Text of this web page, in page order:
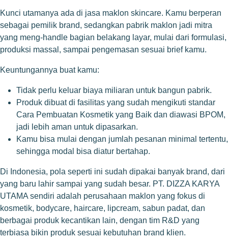
Kunci utamanya ada di jasa maklon skincare. Kamu berperan
sebagai pemilik brand, sedangkan pabrik maklon jadi mitra
yang meng-handle bagian belakang layar, mulai dari formulasi,
produksi massal, sampai pengemasan sesuai brief kamu.
Keuntungannya buat kamu:
Tidak perlu keluar biaya miliaran untuk bangun pabrik.
Produk dibuat di fasilitas yang sudah mengikuti standar
Cara Pembuatan Kosmetik yang Baik dan diawasi BPOM,
jadi lebih aman untuk dipasarkan.
Kamu bisa mulai dengan jumlah pesanan minimal tertentu,
sehingga modal bisa diatur bertahap.
Di Indonesia, pola seperti ini sudah dipakai banyak brand, dari
yang baru lahir sampai yang sudah besar. PT. DIZZA KARYA
UTAMA sendiri adalah perusahaan maklon yang fokus di
kosmetik, bodycare, haircare, lipcream, sabun padat, dan
berbagai produk kecantikan lain, dengan tim R&D yang
terbiasa bikin produk sesuai kebutuhan brand klien.